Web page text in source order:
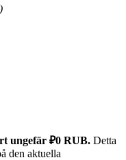
ungefär ₽0 RUB. Detta
den aktuella